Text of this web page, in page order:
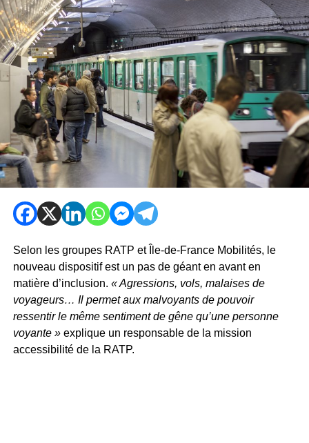
Selon les groupes RATP et Île-de-France Mobilités, le
nouveau dispositif est un pas de géant en avant en
matière d’inclusion. « Agressions, vols, malaises de
voyageurs… Il permet aux malvoyants de pouvoir
ressentir le même sentiment de gêne qu’une personne
voyante » explique un responsable de la mission
accessibilité de la RATP.